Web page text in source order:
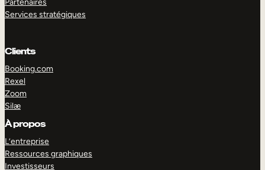
Partenaires
Services stratégiques
Clients
Booking.com
Rexel
Zoom
Silæ
À propos
L’entreprise
Ressources graphiques
Investisseurs